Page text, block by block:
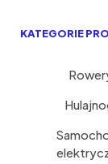
KATEGORIE